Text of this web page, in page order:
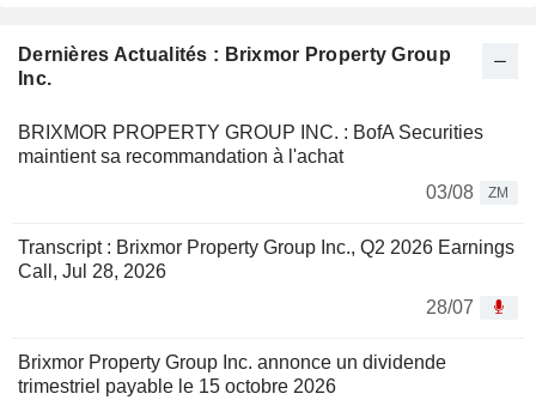
Dernières Actualités : Brixmor Property Group
Inc.
BRIXMOR PROPERTY GROUP INC. : BofA Securities
maintient sa recommandation à l'achat
03/08
ZM
Transcript : Brixmor Property Group Inc., Q2 2026 Earnings
Call, Jul 28, 2026
28/07
Brixmor Property Group Inc. annonce un dividende
trimestriel payable le 15 octobre 2026